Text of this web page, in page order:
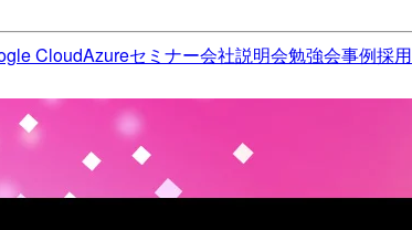
CloudAzureセミナー会社説明会勉強会事例採用